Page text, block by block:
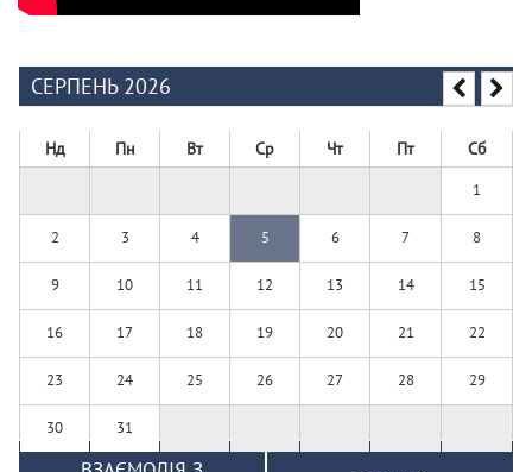
СЕРПЕНЬ 2026
Нд Пн Вт Ср Чт Пт Сб
1
2 3 4 5 6 7 8
9 10 11 12 13 14 15
16 17 18 19 20 21 22
23 24 25 26 27 28 29
30 31